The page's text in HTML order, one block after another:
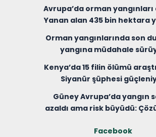
Avrupa’da orman yangınları
Yanan alan 435 bin hektara
Orman yangınlarında son
yangına müdahale
Kenya’da 15 filin ölümü
Siyanür şüphesi
Güney Avrupa’da yangın
azaldı ama risk büyüdü:
Facebook